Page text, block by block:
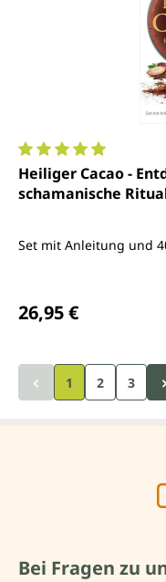
Durchschnittliche
Heiliger Cacao -
schamanische
Set mit Anleitung und
26,95 €
1 2 3
Bei Fragen zu